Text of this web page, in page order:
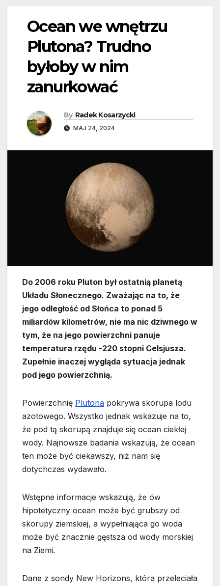
Ocean we wnętrzu
Plutona? Trudno
byłoby w nim
zanurkować
By Radek Kosarzycki
MAJ 24, 2024
Do 2006 roku Pluton był ostatnią planetą
Układu Słonecznego. Zważając na to, że
jego odległość od Słońca to ponad 5
miliardów kilometrów, nie ma nic dziwnego w
tym, że na jego powierzchni panuje
temperatura rzędu -220 stopni Celsjusza.
Zupełnie inaczej wygląda sytuacja jednak
pod jego powierzchnią.
Powierzchnię Plutona pokrywa skorupa lodu
azotowego. Wszystko jednak wskazuje na to,
że pod tą skorupą znajduje się ocean ciekłej
wody. Najnowsze badania wskazują, że ocean
ten może być ciekawszy, niż nam się
dotychczas wydawało.
Wstępne informacje wskazują, że ów
hipotetyczny ocean może być grubszy od
skorupy ziemskiej, a wypełniająca go woda
może być znacznie gęstsza od wody morskiej
na Ziemi.
Dane z sondy New Horizons, która przeleciała